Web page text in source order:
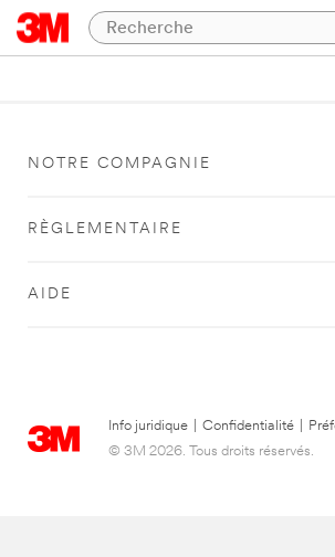
NOTRE COMPAGNIE
RÈGLEMENTAIRE
AIDE
Info juridique Confidentialité
© 3M 2026. Tous droits réservés.